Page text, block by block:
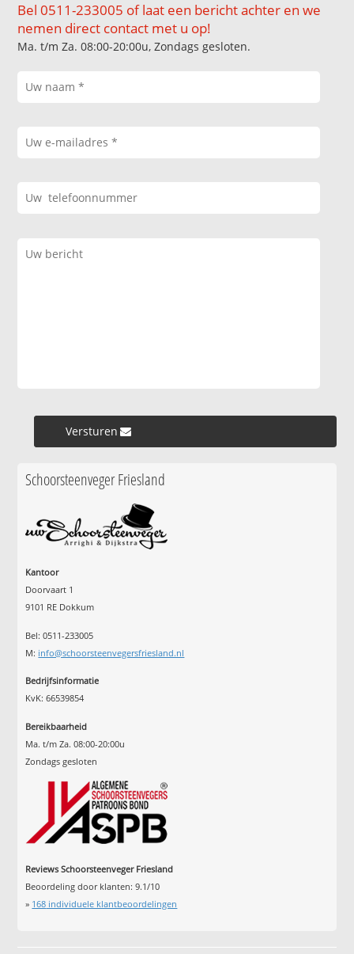
Bel 0511-233005 of laat een bericht achter en we
nemen direct contact met u op!
Ma. t/m Za. 08:00-20:00u, Zondags gesloten.
Versturen »
Schoorsteenveger Friesland
Kantoor
Doorvaart 1
9101 RE Dokkum
Bel: 0511-233005
M: info@schoorsteenvegersfriesland.nl
Bedrijfsinformatie
KvK: 66539854
Bereikbaarheid
Ma. t/m Za. 08:00-20:00u
Zondags gesloten
Reviews Schoorsteenveger Friesland
Beoordeling door klanten:9.1/10
» 168 individuele klantbeoordelingen